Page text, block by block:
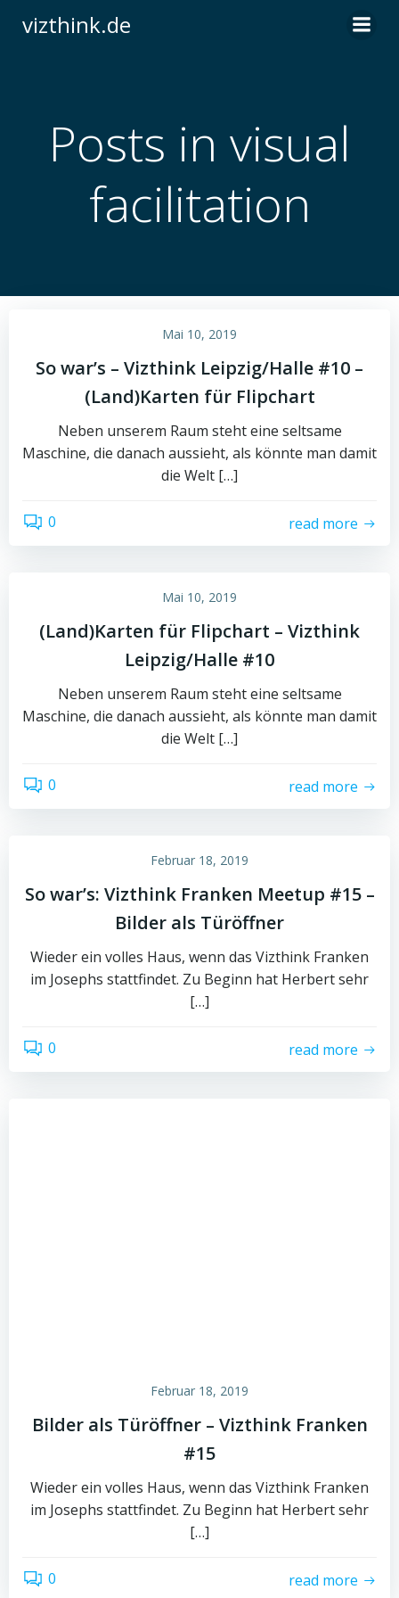
vizthink.de
Posts in visual
facilitation
Mai 10, 2019
So war’s – Vizthink Leipzig/Halle #10 –
(Land)Karten für Flipchart
Neben unserem Raum steht eine seltsame
Maschine, die danach aussieht, als könnte man damit
die Welt […]
0 read more
Mai 10, 2019
(Land)Karten für Flipchart – Vizthink
Leipzig/Halle #10
Neben unserem Raum steht eine seltsame
Maschine, die danach aussieht, als könnte man damit
die Welt […]
0 read more
Februar 18, 2019
So war’s: Vizthink Franken Meetup #15 –
Bilder als Türöffner
Wieder ein volles Haus, wenn das Vizthink Franken
im Josephs stattfindet. Zu Beginn hat Herbert sehr
[…]
0 read more
Februar 18, 2019
Bilder als Türöffner – Vizthink Franken
#15
Wieder ein volles Haus, wenn das Vizthink Franken
im Josephs stattfindet. Zu Beginn hat Herbert sehr
[…]
0 read more